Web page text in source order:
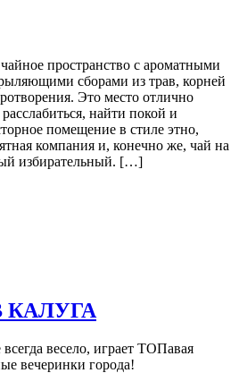
пространство с ароматными
сборами из трав, корней
Это место отлично
найти покой и
помещение в стиле этно,
компания и, конечно же, чай на
избирательный. […]
КАЛУГА
весело, играет ТОПавая
вечеринки города!